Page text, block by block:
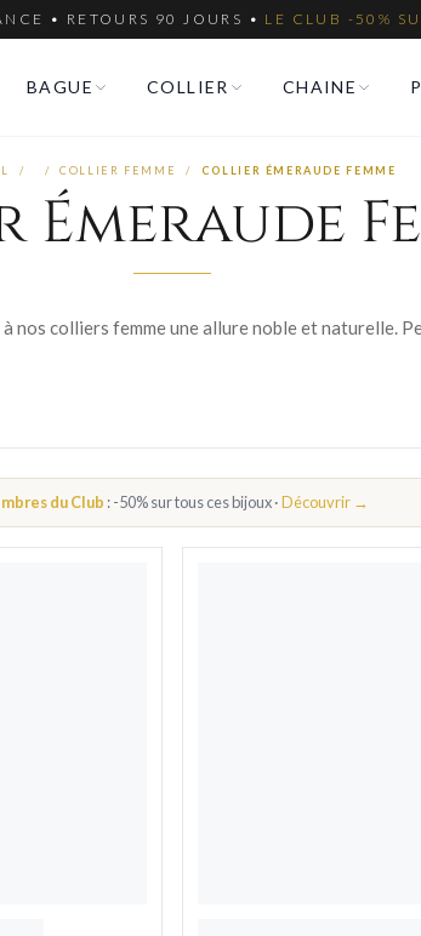
• RETOURS 90 JOURS • LE CLUB -50%
BAGUE COLLIER CHAINE
/ / COLLIER FEMME / COLLIER ÉMERAUDE FEMME
du Club : -50% sur tous ces bijoux ·Découvrir →